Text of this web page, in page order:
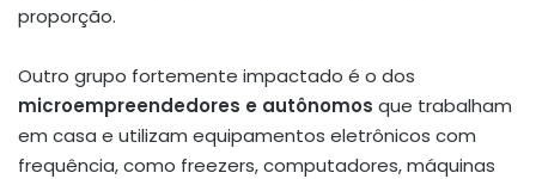
proporção.
Outro grupo fortemente impactado é o dos
microempreendedores e autônomos que trabalham
em casa e utilizam equipamentos eletrônicos com
frequência, como freezers, computadores, máquinas